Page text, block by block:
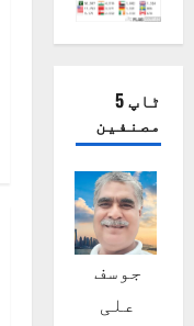
ٹاپ 5
مصنفین
جوسف
علی